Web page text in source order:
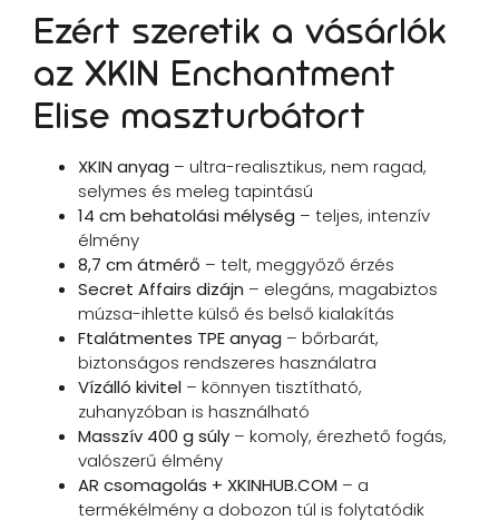
Ezért szeretik a vásárlók
az XKIN Enchantment
Elise maszturbátort
XKIN anyag – ultra-realisztikus, nem ragad,
selymes és meleg tapintású
14 cm behatolási mélység – teljes, intenzív
élmény
8,7 cm átmérő – telt, meggyőző érzés
Secret Affairs dizájn – elegáns, magabiztos
múzsa-ihlette külső és belső kialakítás
Ftalátmentes TPE anyag – bőrbarát,
biztonságos rendszeres használatra
Vízálló kivitel – könnyen tisztítható,
zuhanyzóban is használható
Masszív 400 g súly – komoly, érezhető fogás,
valószerű élmény
AR csomagolás + XKINHUB.COM – a
termékélmény a dobozon túl is folytatódik